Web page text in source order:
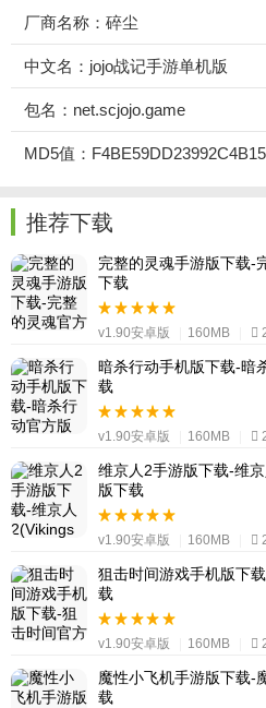
厂商名称：碎尘‌
中文名：jojo战记手游单机版
包名：net.scjojo.game
MD5值：
推荐下载
完整的灵魂手游版下载-
下载
v1.90安卓版 160MB
暗杀行动手机版下载-暗
载
v1.90安卓版 160MB
维京人2手游版下载-维
版下载
v1.90安卓版 160MB
狙击时间游戏手机版下
载
v1.90安卓版 160MB
魔性小飞机手游版下载-
载